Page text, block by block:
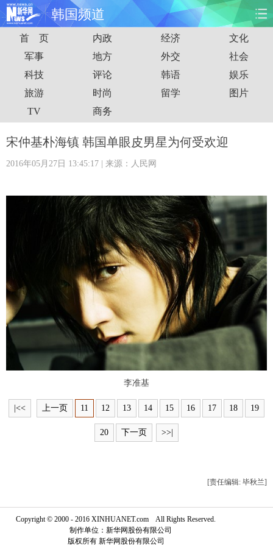
韩国频道
首页 时政 国际 财经
娱乐 体育 人事 教育
时尚 思客
港澳 台湾 华人
科技 能源
视频 彩票 食品
健康 信息化
公益 军事 无人机
富媒体 摄影 新华广播
新华电视中文 新华电视英文 返回PC
首 页 内政 经济
文化
军事
地方 外交
社会
科技
评论 韩语
娱乐
旅游
时尚 留学
图片
TV
商务
宋仲基朴海镇 韩国单眼皮男星为何受欢迎
2016年05月27日 13:45:17 | 来源：人民网
李准基
|<< 上一页 11 12 13 14 15 16 17 18 19
20 下一页 >>|
[责任编辑: 毕秋兰]
Copyright © 2000 - 2016 XINHUANET.com All Rights Reserved.
制作单位：新华网股份有限公司
版权所有 新华网股份有限公司